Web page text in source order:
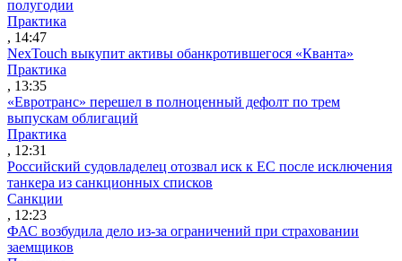
полугодии
Практика
, 14:47
NexTouch выкупит активы обанкротившегося «Кванта»
Практика
, 13:35
«Евротранс» перешел в полноценный дефолт по трем
выпускам облигаций
Практика
, 12:31
Российский судовладелец отозвал иск к ЕС после исключения
танкера из санкционных списков
Санкции
, 12:23
ФАС возбудила дело из-за ограничений при страховании
заемщиков